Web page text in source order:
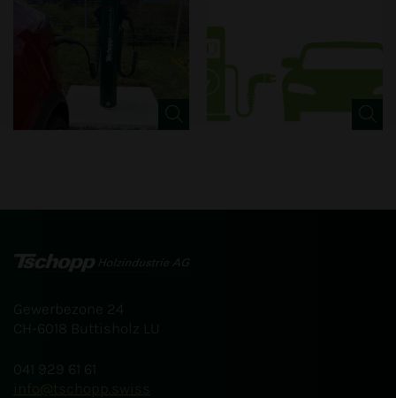
Gewerbezone 24
CH-6018 Buttisholz LU
041 929 61 61
info
tschopp.swiss